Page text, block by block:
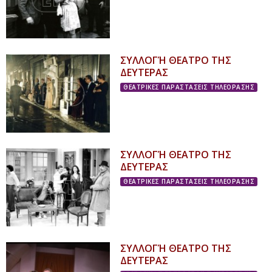
ΣΥΛΛΟΓΉ ΘΕΑΤΡΟ ΤΗΣ
ΔΕΥΤΕΡΑΣ
ΘΕΑΤΡΙΚΕΣ ΠΑΡΑΣΤΑΣΕΙΣ ΤΗΛΕΟΡΑΣΗΣ
ΣΥΛΛΟΓΉ ΘΕΑΤΡΟ ΤΗΣ
ΔΕΥΤΕΡΑΣ
ΘΕΑΤΡΙΚΕΣ ΠΑΡΑΣΤΑΣΕΙΣ ΤΗΛΕΟΡΑΣΗΣ
ΣΥΛΛΟΓΉ ΘΕΑΤΡΟ ΤΗΣ
ΔΕΥΤΕΡΑΣ